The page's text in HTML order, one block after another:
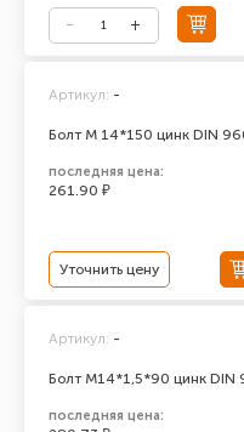
Болт М 14*150 цинк DIN
Артикул: -
последняя цена:
261.90 ₽
Уточнить цену
Болт М14*1,5*90 цинк DIN
Артикул: -
последняя цена: